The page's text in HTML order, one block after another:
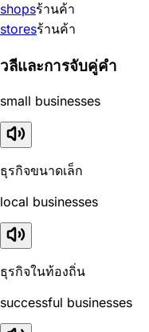
shopsร้านค้า
storesร้านค้า
วลีและการจับคู่คำ
small businesses
ธุรกิจขนาดเล็ก
local businesses
ธุรกิจในท้องถิ่น
successful businesses